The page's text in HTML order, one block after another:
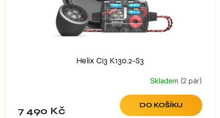
Helix Ci3 K130.2-S3
Skladem (2 pár)
7 490 Kč DO KOŠÍKU